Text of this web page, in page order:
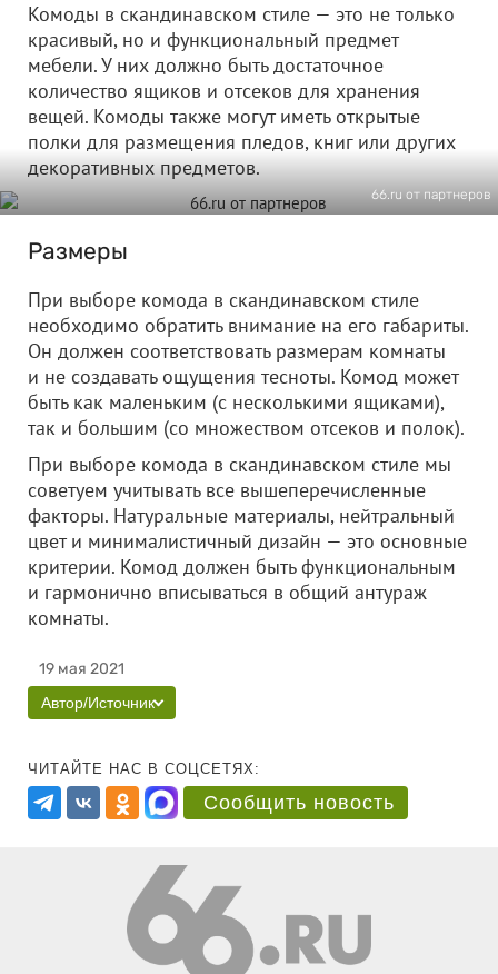
Комоды в скандинавском стиле — это не только
красивый, но и функциональный предмет
мебели. У них должно быть достаточное
количество ящиков и отсеков для хранения
вещей. Комоды также могут иметь открытые
полки для размещения пледов, книг или других
декоративных предметов.
66.ru от партнеров
Размеры
При выборе комода в скандинавском стиле
необходимо обратить внимание на его габариты.
Он должен соответствовать размерам комнаты
и не создавать ощущения тесноты. Комод может
быть как маленьким (с несколькими ящиками),
так и большим (со множеством отсеков и полок).
При выборе комода в скандинавском стиле мы
советуем учитывать все вышеперечисленные
факторы. Натуральные материалы, нейтральный
цвет и минималистичный дизайн — это основные
критерии. Комод должен быть функциональным
и гармонично вписываться в общий антураж
комнаты.
19 мая 2021
Автор/Источник
ЧИТАЙТЕ НАС В СОЦСЕТЯХ:
Сообщить новость